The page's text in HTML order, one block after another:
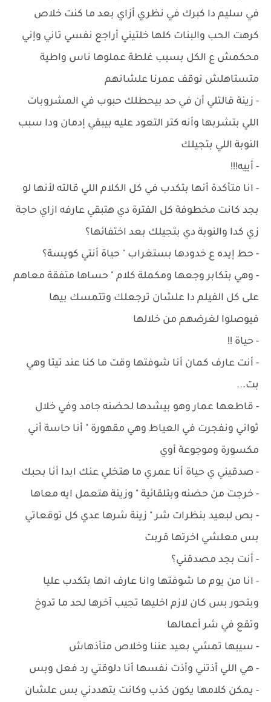
في سليم دا كبرك في نظري أزاي بعد ما كنت خلاص
كرهت الحب والبنات كلها خلتيني أراجع نفسي تاني وإني
محكمش ع الكل بسبب غلطة عملوها ناس واطية
متستاهلش نوقف عمرنا علشانهم
- ‏زينة قالتلي أن في حد بيحطلك حبوب في المشروبات
اللي بتشربها وأنه كتر التعود عليه بيبقي إدمان ودا سبب
النوبة اللي بتجيلك
- ‏أييه!!!
- ‏انا متأكدة أنها بتكدب في كل الكلام اللي قالته لأنها لو
بجد كانت مخطوفة كل الفترة دي هتبقي عارفه ازاي حاجة
زي كدا والنوبة دي بتجيلك بعد اختفائها؟
- ‏حط إيده ع خدودها بستغراب " حياة أنتي كويسة؟
- ‏وهي بتكابر وجعها ومكملة كلام " حساها متفقة معاهم
على كل الفيلم دا علشان ترجعلك وتتمسك بيها
فيوصلوا لغرضهم من خلالها
- ‏حياة !!
- ‏أنت عارف كمان أنا شوفتها وقت ما كنا عند تيتا وهي
بت...
- ‏قاطعها عمار وهو بيشدها لحضنه جامد وفي خلال
ثواني ونفجرت في العياط وهي مقهورة " أنا حاسة أني
مكسورة وموجوعة أوي
- صدقيني ي حياة أنا عمري ما هتخلي عنك ابدا أنا بحبك
- ‏خرجت من حضنه وبتلقائية " وزينة هتعمل ايه معاها
- ‏بص لبعيد بنظرات شر " زينة شرها عدي كل توقعاتي
بس معلشي اخرتها قربت
- ‏أنت بجد مصدقني؟
- ‏انا من يوم ما شوفتها وانا عارف انها بتكدب عليا
وبتحور بس كان لازم اخليها تجيب آخرها لحد ما تدوخ
وتقع في شر أعمالها
- سيبها تمشي بعيد عننا وخلاص متأذهاش
- ‏هي اللي أذتني وأذت نفسها أنا دلوقتي رد فعل وبس
- ‏يمكن كلامها يكون كذب وكانت بتهددني بس علشان